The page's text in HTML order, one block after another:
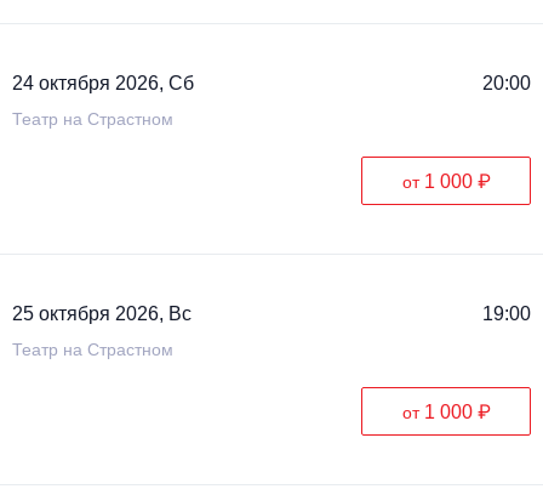
24 октября 2026, Сб 20:00
Театр на Страстном
от 1 000 ₽
25 октября 2026, Вс 19:00
Театр на Страстном
от 1 000 ₽